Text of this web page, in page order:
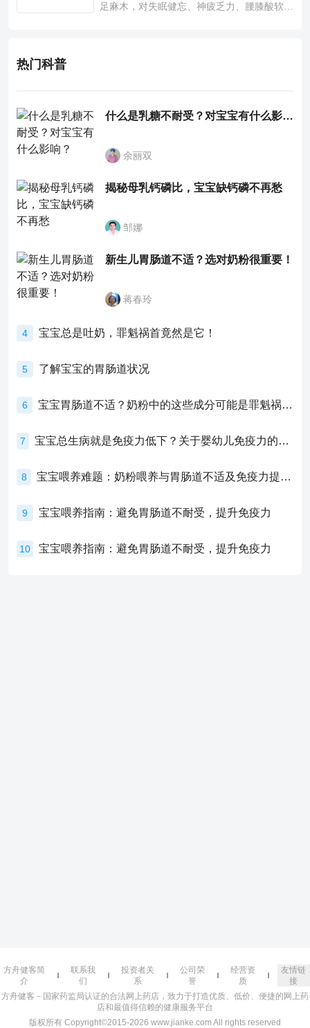
足麻木，对失眠健忘、神疲乏力、腰膝酸软也
热门科普
什么是乳糖不耐受？对宝宝有什么影响？
余丽双
揭秘母乳钙磷比，宝宝缺钙磷不再愁
邹娜
新生儿胃肠道不适？选对奶粉很重要！
蒋春玲
4 宝宝总是吐奶，罪魁祸首竟然是它！
5 了解宝宝的胃肠道状况
6 宝宝胃肠道不适？奶粉中的这些成分可能是罪魁祸首！
7 宝宝总生病就是免疫力低下？关于婴幼儿免疫力的真相，家长必须了解！
8 宝宝喂养难题：奶粉喂养与胃肠道不适及免疫力提升的奥秘
9 宝宝喂养指南：避免胃肠道不耐受，提升免疫力
10 宝宝喂养指南：避免胃肠道不耐受，提升免疫力
方舟健客简
介
联系我
们
投资者关
系
公司荣
誉
经营资
质
友情链
接
方舟健客－国家药监局认证的合法网上药店，致力于打造优质、低价、便捷的网上药
店和最值得信赖的健康服务平台
版权所有 Copyright©2015-2026 www.jianke.com All rights reserved